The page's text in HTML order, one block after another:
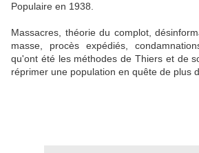
Populaire en 1938.
Massacres, théorie du complot,
masse, procès expédiés,
qu'ont été les méthodes de Thiers et de
réprimer une population en quête de plus